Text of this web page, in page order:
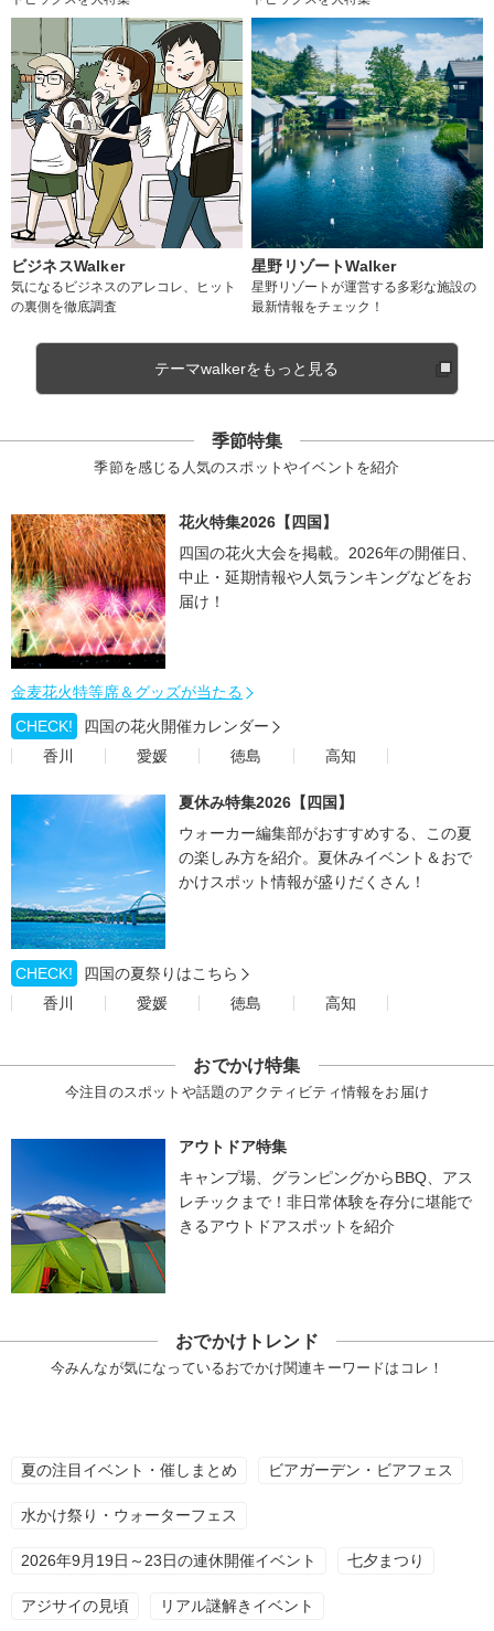
ビジネスWalker
気になるビジネスのアレコレ、ヒット
の裏側を徹底調査
星野リゾートWalker
星野リゾートが運営する多彩な施設の
最新情報をチェック！
テーマwalkerをもっと見る
季節特集
季節を感じる人気のスポットやイベントを紹介
花火特集2026【四国】
四国の花火大会を掲載。2026年の開催日、
中止・延期情報や人気ランキングなどをお
届け！
金麦花火特等席＆グッズが当たる
CHECK!
四国の花火開催カレンダー
香川
愛媛 徳島 高知
夏休み特集2026【四国】
ウォーカー編集部がおすすめする、この夏
の楽しみ方を紹介。夏休みイベント＆おで
かけスポット情報が盛りだくさん！
CHECK!
四国の夏祭りはこちら
香川
愛媛 徳島 高知
おでかけ特集
今注目のスポットや話題のアクティビティ情報をお届け
アウトドア特集
キャンプ場、グランピングからBBQ、アス
レチックまで！非日常体験を存分に堪能で
きるアウトドアスポットを紹介
おでかけトレンド
今みんなが気になっているおでかけ関連キーワードはコレ！
夏の注目イベント・催しまとめ ビアガーデン・ビアフェス
水かけ祭り・ウォーターフェス
2026年9月19日～23日の連休開催イベント 七夕まつり
アジサイの見頃 リアル謎解きイベント